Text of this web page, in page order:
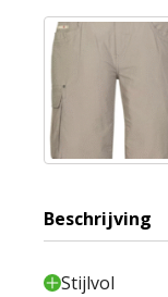
Beschrijving
Stijlvol